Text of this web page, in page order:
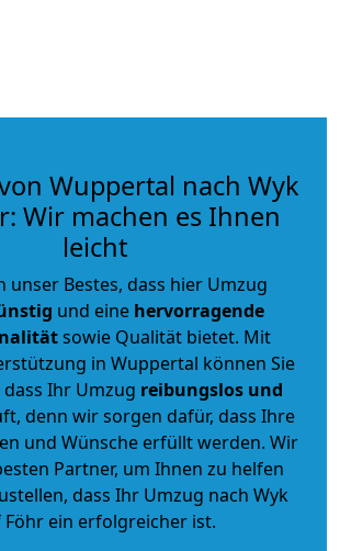
Wuppertal nach Wyk
Wir machen es Ihnen
leicht
unser Bestes, dass hier Umzug
und eine hervorragende
sowie Qualität bietet. Mit
in Wuppertal können Sie
Ihr Umzug reibungslos und
denn wir sorgen dafür, dass Ihre
und Wünsche erfüllt werden. Wir
Partner, um Ihnen zu helfen
dass Ihr Umzug nach Wyk
Föhr ein erfolgreicher ist.